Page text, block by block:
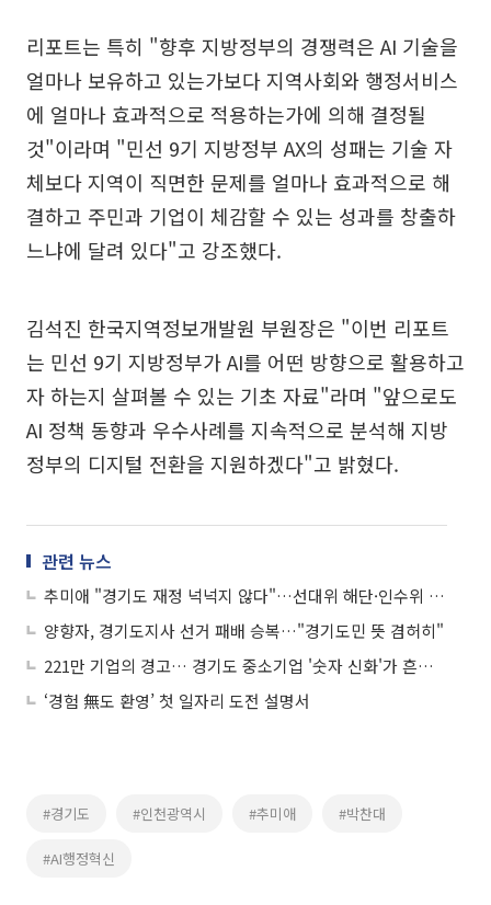
리포트는 특히 "향후 지방정부의 경쟁력은 AI 기술을
얼마나 보유하고 있는가보다 지역사회와 행정서비스
에 얼마나 효과적으로 적용하는가에 의해 결정될
것"이라며 "민선 9기 지방정부 AX의 성패는 기술 자
체보다 지역이 직면한 문제를 얼마나 효과적으로 해
결하고 주민과 기업이 체감할 수 있는 성과를 창출하
느냐에 달려 있다"고 강조했다.
김석진 한국지역정보개발원 부원장은 "이번 리포트
는 민선 9기 지방정부가 AI를 어떤 방향으로 활용하고
자 하는지 살펴볼 수 있는 기초 자료"라며 "앞으로도
AI 정책 동향과 우수사례를 지속적으로 분석해 지방
정부의 디지털 전환을 지원하겠다"고 밝혔다.
관련 뉴스
추미애 "경기도 재정 넉넉지 않다"…선대위 해단·인수위 10일 출범
양향자, 경기도지사 선거 패배 승복…"경기도민 뜻 겸허히"
221만 기업의 경고… 경기도 중소기업 '숫자 신화'가 흔들린다
‘경험 無도 환영’ 첫 일자리 도전 설명서
#경기도 #인천광역시 #추미애 #박찬대
#AI행정혁신